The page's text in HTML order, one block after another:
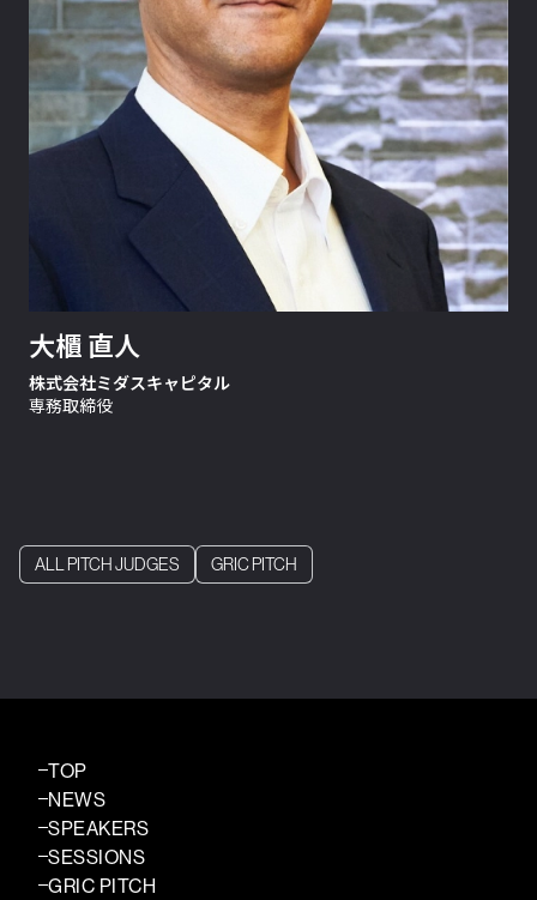
大櫃 直人
株式会社ミダスキャピタル
専務取締役
ALL PITCH JUDGES GRIC PITCH
TOP
NEWS
SPEAKERS
SESSIONS
GRIC PITCH